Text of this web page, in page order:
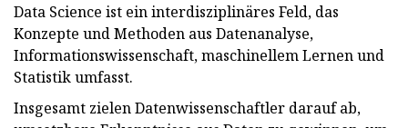
Data Science ist ein interdisziplinäres Feld, das
Konzepte und Methoden aus Datenanalyse,
Informationswissenschaft, maschinellem Lernen und
Statistik umfasst.
Insgesamt zielen Datenwissenschaftler darauf ab,